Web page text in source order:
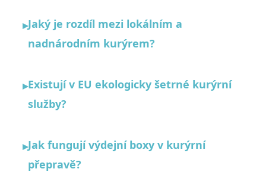
▸Jaký je rozdíl mezi lokálním a
nadnárodním kurýrem?
▸Existují v EU ekologicky šetrné kurýrní
služby?
▸Jak fungují výdejní boxy v kurýrní
přepravě?